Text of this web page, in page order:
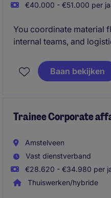
€40.000 - €51.000 per
You coordinate material
internal teams, and
place. In this fast-paced
accuracy and proactive
Baan bekijken
Trainee Corporate
Amstelveen
Vast dienstverband
€28.620 - €34.980 per
Thuiswerken/hybride